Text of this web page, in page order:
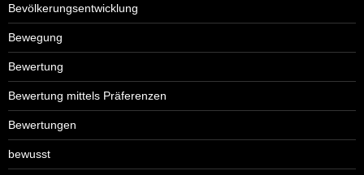
Bevölkerungsentwicklung
Bewegung
Bewertung
Bewertung mittels Präferenzen
Bewertungen
bewusst